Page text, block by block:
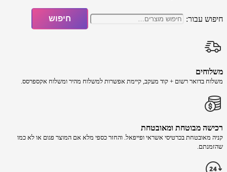
חיפוש עבור: חיפוש
משלוחים
משלוח​ ב​דואר רשום + קוד מעקב​​, קיימת אפשרות למשלוח מהיר​ ומשלוח אקספרסס.
רכישה​ מבוטחת ​ומאובטחת
קניה מאובטחת בכרטיסי אשראי ופייפאל. והחזר כספי מלא אם המוצר פגום או לא כמו
שהזמנתם.